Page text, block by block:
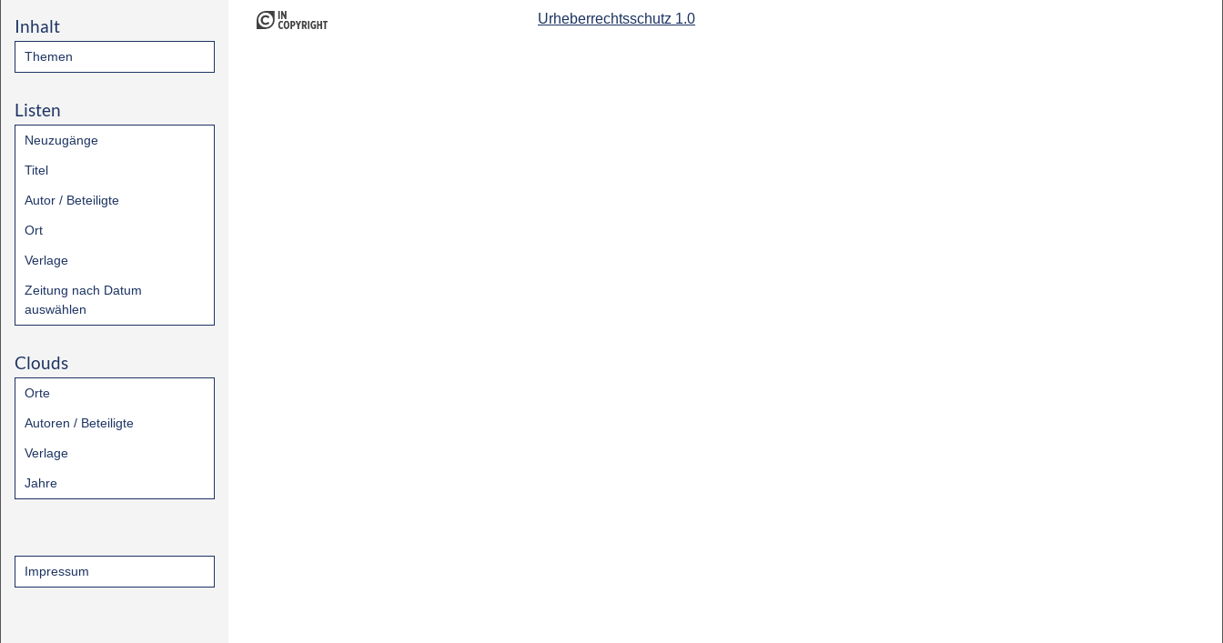
Inhalt
Themen
Listen
Neuzugänge
Titel
Autor / Beteiligte
Ort
Verlage
Zeitung nach Datum
auswählen
Clouds
Orte
Autoren / Beteiligte
Verlage
Jahre
Impressum
Urheberrechtsschutz 1.0